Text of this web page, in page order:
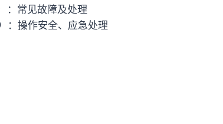
：常见故障及处理
：操作安全、应急处理